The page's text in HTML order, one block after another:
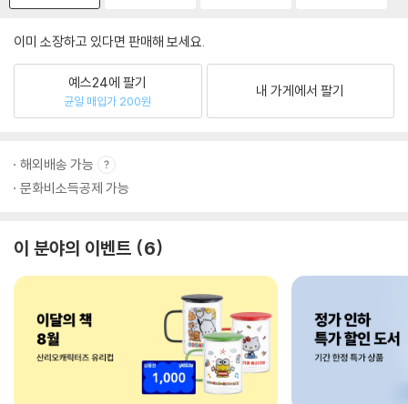
이미 소장하고 있다면 판매해 보세요.
예스24에 팔기
균일 매입가 200원
내 가게에서 팔기
해외배송 가능
문화비소득공제 가능
이 분야의 이벤트 6